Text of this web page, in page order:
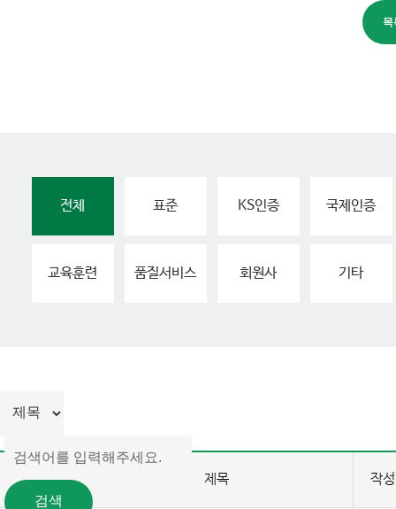
전체 표준 KS인증 국제인증
교육훈련 품질서비스 회원사 기타
번호 제목 작